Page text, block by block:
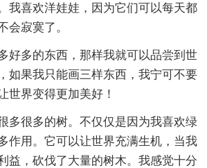
我喜欢洋娃娃，因为它们可以每天都
会寂寞了。
好多的东西，那样我就可以品尝到世
如果我只能画三样东西，我宁可不要
世界变得更加美好！
多很多的树。不仅仅是因为我喜欢绿
作用。它可以让世界充满生机，当我
益，砍伐了大量的树木。我感觉十分